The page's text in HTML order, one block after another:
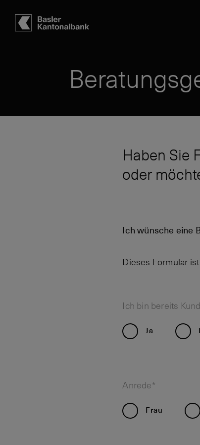
Haben Sie
oder
Ich wünsche eine
Dieses Formular
Ich bin bereits
Ja
Anrede*
Frau